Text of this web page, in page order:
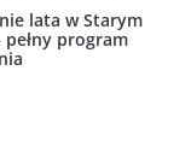
lata w Starym
pełny program